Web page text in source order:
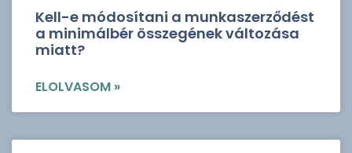
Kell-e módosítani a munkaszerződést
a minimálbér összegének változása
miatt?
ELOLVASOM »